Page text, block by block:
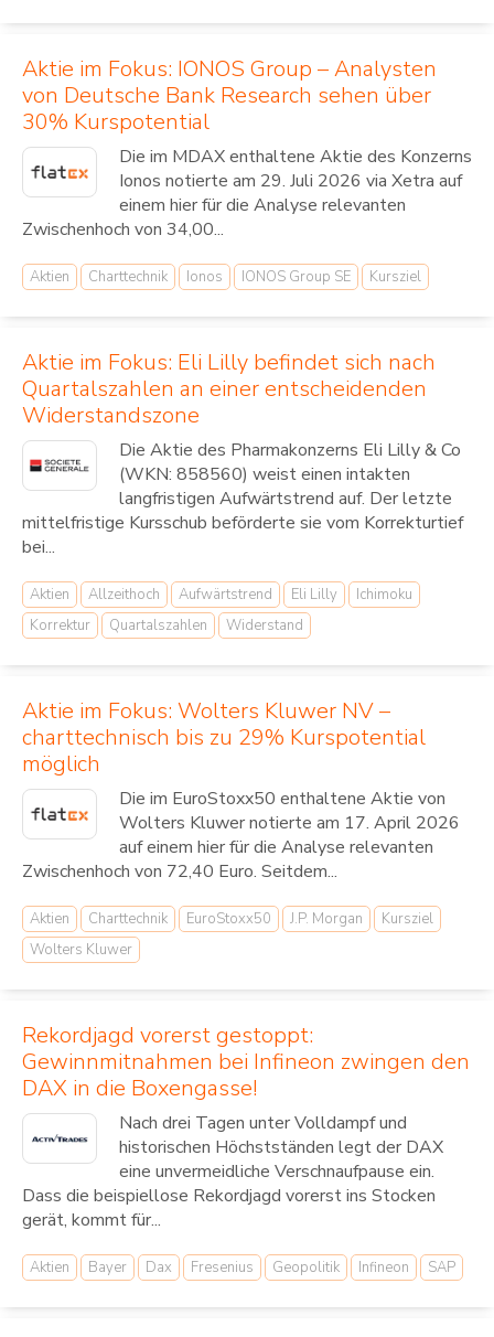
Aktie im Fokus: IONOS Group – Analysten
von Deutsche Bank Research sehen über
30% Kurspotential
Die im MDAX enthaltene Aktie des Konzerns
Ionos notierte am 29. Juli 2026 via Xetra auf
einem hier für die Analyse relevanten
Zwischenhoch von 34,00...
Aktien Charttechnik Ionos IONOS Group SE Kursziel
Aktie im Fokus: Eli Lilly befindet sich nach
Quartalszahlen an einer entscheidenden
Widerstandszone
Die Aktie des Pharmakonzerns Eli Lilly & Co
(WKN: 858560) weist einen intakten
langfristigen Aufwärtstrend auf. Der letzte
mittelfristige Kursschub beförderte sie vom Korrekturtief
bei...
Aktien Allzeithoch Aufwärtstrend Eli Lilly
Ichimoku
Korrektur
Quartalszahlen Widerstand
Aktie im Fokus: Wolters Kluwer NV –
charttechnisch bis zu 29% Kurspotential
möglich
Die im EuroStoxx50 enthaltene Aktie von
Wolters Kluwer notierte am 17. April 2026
auf einem hier für die Analyse relevanten
Zwischenhoch von 72,40 Euro. Seitdem...
Aktien Charttechnik EuroStoxx50 J.P. Morgan
Kursziel
Wolters Kluwer
Rekordjagd vorerst gestoppt:
Gewinnmitnahmen bei Infineon zwingen den
DAX in die Boxengasse!
Nach drei Tagen unter Volldampf und
historischen Höchstständen legt der DAX
eine unvermeidliche Verschnaufpause ein.
Dass die beispiellose Rekordjagd vorerst ins Stocken
gerät, kommt für...
Aktien Bayer Dax Fresenius Geopolitik Infineon SAP